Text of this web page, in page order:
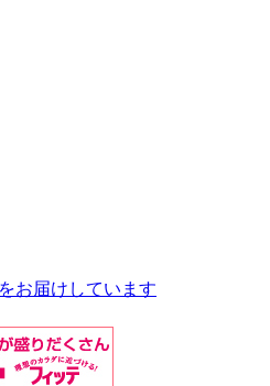
お届けしています